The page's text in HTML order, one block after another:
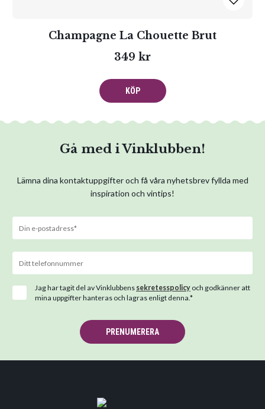
Champagne La Chouette Brut
349 kr
KÖP
Gå med i Vinklubben!
Lämna dina kontaktuppgifter och få våra nyhetsbrev fyllda med
inspiration och vintips!
Jag har tagit del av Vinklubbens sekretesspolicy och godkänner att
mina uppgifter hanteras och lagras enligt denna.*
PRENUMERERA